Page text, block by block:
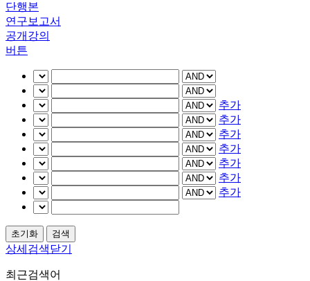
단행본
연구보고서
공개강의
버튼
추가
추가
추가
추가
추가
추가
추가
상세검색닫기
최근검색어